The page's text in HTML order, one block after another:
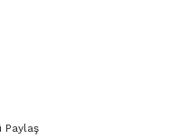
Paylaş